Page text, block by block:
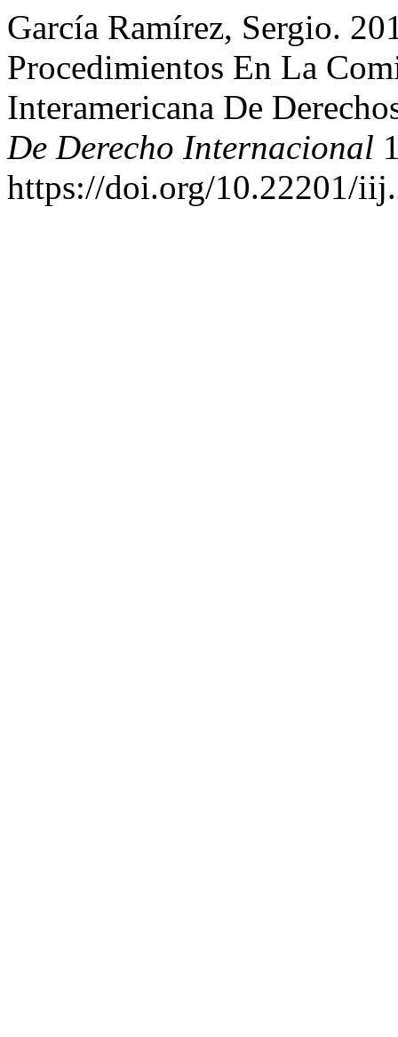
García Ramírez, Sergio.
Procedimientos En La
Interamericana De
De Derecho Internacional
https://doi.org/10.22201/